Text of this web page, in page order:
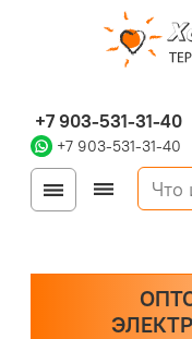
+7 903-531-31-40
+7 903-531-31-40